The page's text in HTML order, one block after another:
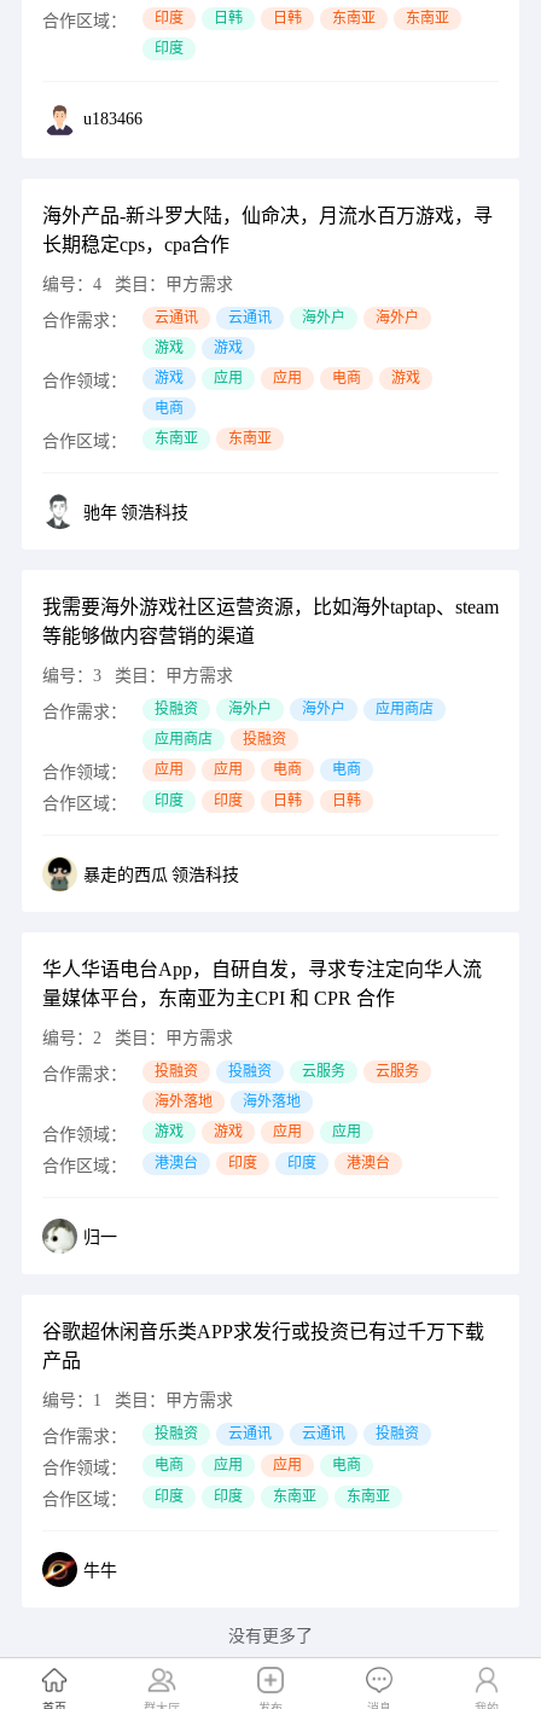
合作区域： 印度 日韩 日韩 东南亚
东南亚
印度
u183466
海外产品-新斗罗大陆，仙命决，月流水百万游戏，寻
长期稳定cps，cpa合作
编号： 4 类目： 甲方需求
合作需求：
云通讯 云通讯 海外户
海外户
游戏
游戏
合作领域： 游戏 应用 应用 电商
游戏
电商
合作区域： 东南亚 东南亚
驰年 领浩科技
我需要海外游戏社区运营资源，比如海外taptap、steam
等能够做内容营销的渠道
编号： 3 类目： 甲方需求
合作需求：
投融资 海外户 海外户
应用商店
应用商店
投融资
合作领域： 应用 应用 电商 电商
合作区域： 印度 印度 日韩 日韩
暴走的西瓜 领浩科技
华人华语电台App，自研自发，寻求专注定向华人流
量媒体平台，东南亚为主CPI 和 CPR 合作
编号： 2 类目： 甲方需求
合作需求：
投融资 投融资 云服务
云服务
海外落地
海外落地
合作领域： 游戏 游戏 应用 应用
合作区域： 港澳台 印度 印度 港澳台
归一
谷歌超休闲音乐类APP求发行或投资已有过千万下载
产品
编号： 1 类目： 甲方需求
合作需求：
投融资 云通讯 云通讯 投融资
合作领域： 电商 应用 应用 电商
合作区域： 印度 印度 东南亚 东南亚
牛牛
没有更多了